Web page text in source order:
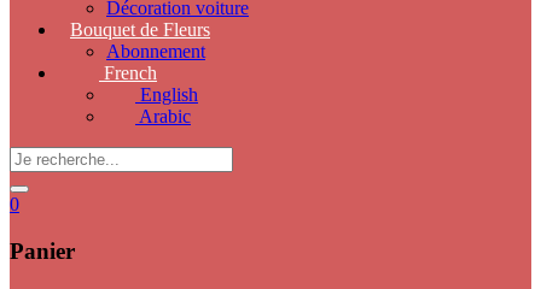
Décoration voiture
Bouquet de Fleurs
Abonnement
French
English
Arabic
0
Panier